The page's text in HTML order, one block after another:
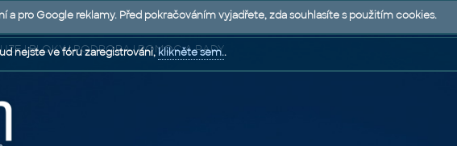
| BLOKY | PODPORA | POMOC A RADY
a pro Google reklamy. Před pokračováním vyjadřete, zda souhlasíte s použitím cookies.
nejste ve fóru zaregistrováni,klikněte sem..